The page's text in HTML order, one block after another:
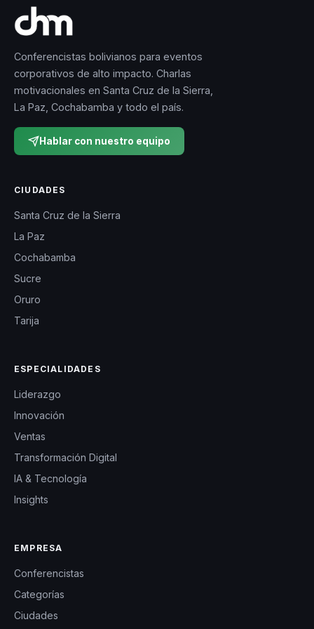
Conferencistas bolivianos para eventos
corporativos de alto impacto. Charlas
motivacionales en Santa Cruz de la Sierra,
La Paz, Cochabamba y todo el país.
Hablar con nuestro equipo
CIUDADES
Santa Cruz de la Sierra
La Paz
Cochabamba
Sucre
Oruro
Tarija
ESPECIALIDADES
Liderazgo
Innovación
Ventas
Transformación Digital
IA & Tecnología
Insights
EMPRESA
Conferencistas
Categorías
Ciudades